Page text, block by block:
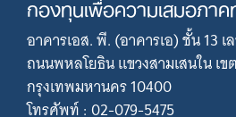
อาคารเอส. พี. (อาคารเอ) ชั้น 13 เ
ถนนพหลโยธิน แขวงสามเสนใน เ
กรุงเทพมหานคร 10400
โทรศัพท์ : 02-079-5475